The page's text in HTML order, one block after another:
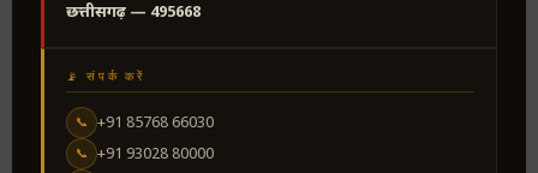
छत्तीसगढ़ — 495668
📡 संपर्क करें
📞 +91 85768 66030
📞 +91 93028 80000